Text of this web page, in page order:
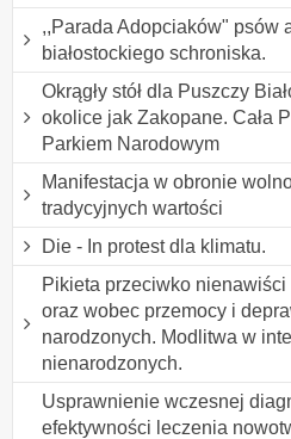
,,Parada Adopciaków" psów
białostockiego schroniska.
Okrągły stół dla Puszczy
okolice jak Zakopane. Cała
Parkiem Narodowym
Manifestacja w obronie
tradycyjnych wartości
Die - In protest dla klimatu.
Pikieta przeciwko
oraz wobec przemocy i
narodzonych. Modlitwa w
nienarodzonych.
Usprawnienie wczesnej
efektywności leczenia